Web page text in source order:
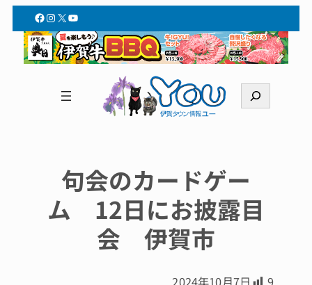
Facebook
Instagram
X YouTube
索
句会のカードゲー
ム 12日にお披露目
会 伊賀市
2024年10月7日 9